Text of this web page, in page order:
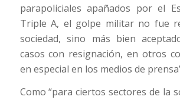
parapoliciales apañados por el
Triple A, el golpe militar no fue
sociedad, sino más bien
casos con resignación, en otros
en especial en los medios de
Como “para ciertos sectores de la